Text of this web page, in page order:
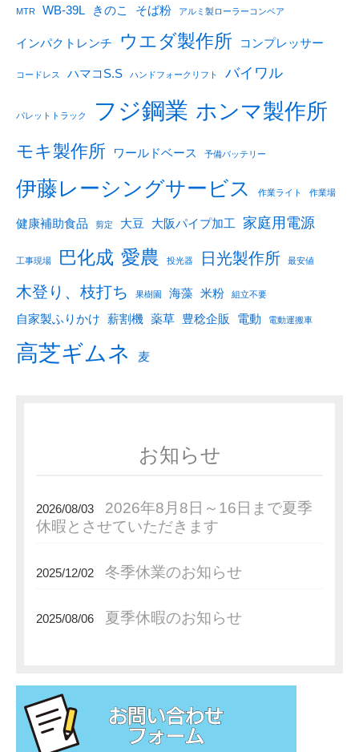
MTR WB-39L きのこ そば粉 アルミ製ローラーコンベア
インパクトレンチ ウエダ製作所 コンプレッサー
コードレス ハマコS.S ハンドフォークリフト バイワル
パレットトラック フジ鋼業 ホンマ製作所
モキ製作所 ワールドベース 予備バッテリー
伊藤レーシングサービス 作業ライト 作業場
健康補助食品 剪定 大豆 大阪パイプ加工 家庭用電源
工事現場 巴化成 愛農 投光器 日光製作所 最安値
木登り、枝打ち 果樹園 海藻 米粉 組立不要
自家製ふりかけ 薪割機 薬草 豊稔企販 電動 電動運搬車
高芝ギムネ 麦
お知らせ
2026/08/03
2026年8月8日～16日まで夏季
休暇とさせていただきます
2025/12/02 冬季休業のお知らせ
2025/08/06 夏季休暇のお知らせ